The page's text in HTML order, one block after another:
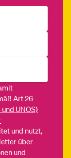
Art 26
UNOS)
und nutzt,
über
und